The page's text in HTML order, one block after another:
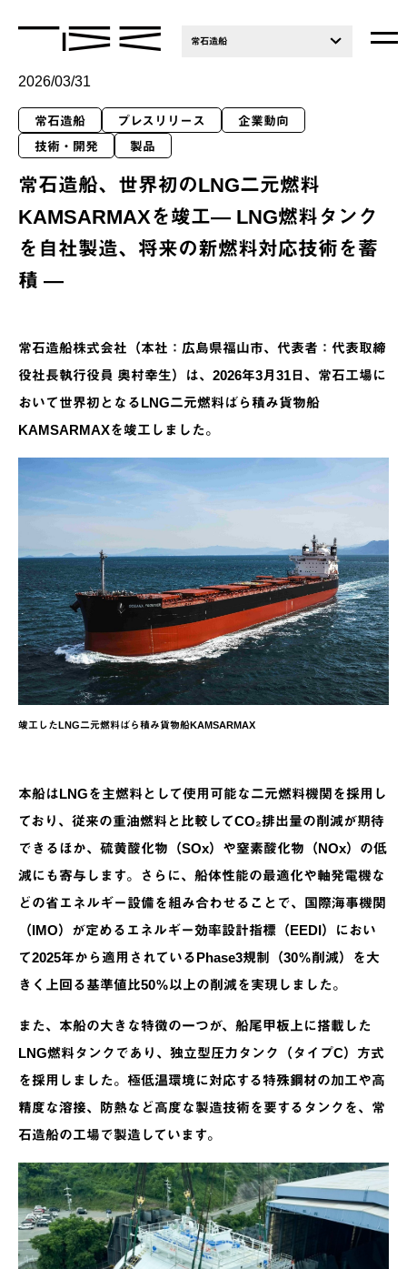
常石造船
2026/03/31
常石造船 プレスリリース
企業動向
技術・開発
製品
常石造船、世界初のLNG二元燃料
KAMSARMAXを竣工― LNG燃料タンク
を自社製造、将来の新燃料対応技術を蓄
積 ―
常石造船株式会社（本社：広島県福山市、代表者：代表取締
役社長執行役員 奥村幸生）は、2026年3月31日、常石工場に
おいて世界初となるLNG二元燃料ばら積み貨物船
KAMSARMAXを竣工しました。
竣工したLNG二元燃料ばら積み貨物船KAMSARMAX
本船はLNGを主燃料として使用可能な二元燃料機関を採用し
ており、従来の重油燃料と比較してCO₂排出量の削減が期待
できるほか、硫黄酸化物（SOx）や窒素酸化物（NOx）の低
減にも寄与します。さらに、船体性能の最適化や軸発電機な
どの省エネルギー設備を組み合わせることで、国際海事機関
（IMO）が定めるエネルギー効率設計指標（EEDI）におい
て2025年から適用されているPhase3規制（30％削減）を大
きく上回る基準値比50％以上の削減を実現しました。
また、本船の大きな特徴の一つが、船尾甲板上に搭載した
LNG燃料タンクであり、独立型圧力タンク（タイプC）方式
を採用しました。極低温環境に対応する特殊鋼材の加工や高
精度な溶接、防熱など高度な製造技術を要するタンクを、常
石造船の工場で製造しています。